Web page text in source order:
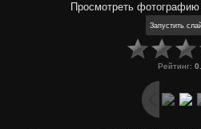
Просмотреть
Рейтинг: